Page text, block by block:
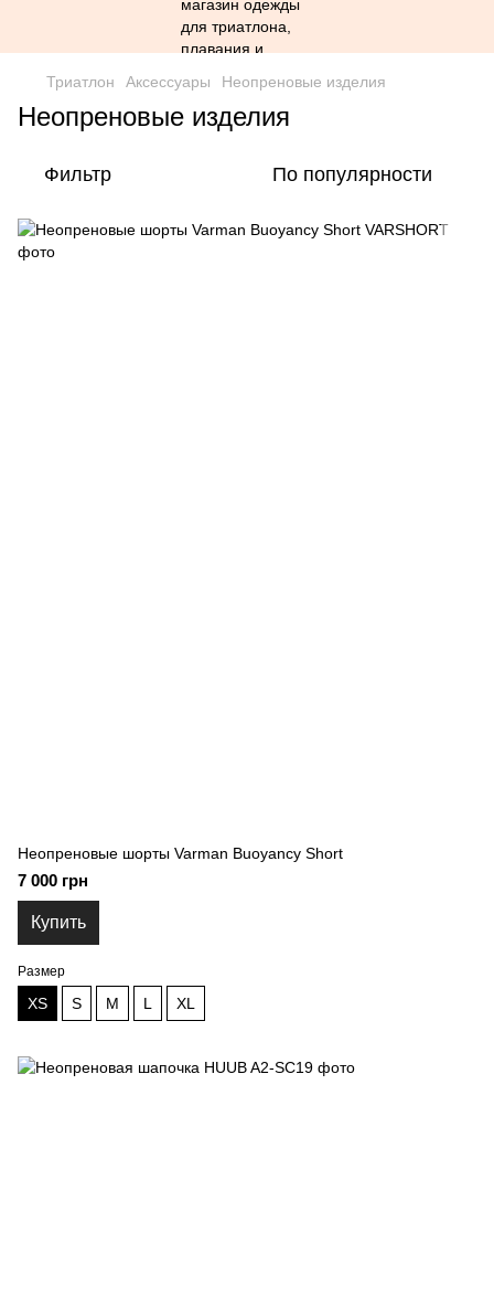
Триатлон Аксессуары Неопреновые изделия
Неопреновые изделия
Фильтр По популярности
Неопреновые шорты Varman Buoyancy Short
7 000 грн
Купить
Размер
XS S M L XL